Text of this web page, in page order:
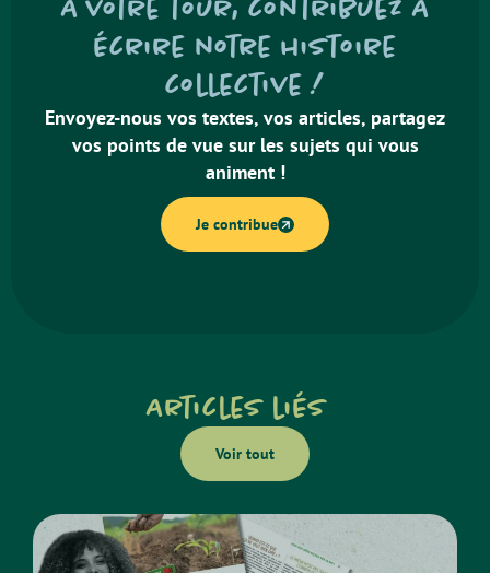
À votre tour, contribuez à
écrire notre histoire
collective !
Envoyez-nous vos textes, vos articles, partagez
vos points de vue sur les sujets qui vous
animent !
Je contribue
Articles liés
Voir tout